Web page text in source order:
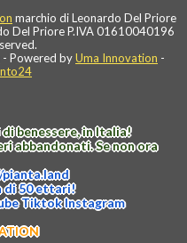
marchio di Leonardo Del Priore
Del Priore P.IVA 01610040196
- Powered byUma Innovation -
benessere, in Italia!
abbandonati. Se non ora
pianta.land
di 50 ettari!
TiktokInstagram